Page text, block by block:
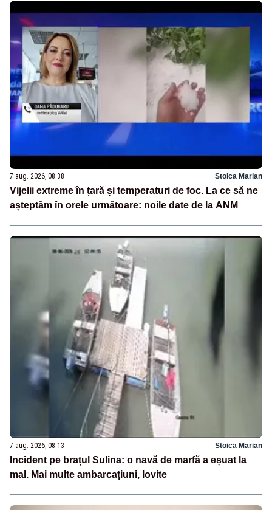
7 aug. 2026, 08:38 Stoica Marian
Vijelii extreme în țară și temperaturi de foc. La ce să ne
așteptăm în orele următoare: noile date de la ANM
7 aug. 2026, 08:13 Stoica Marian
Incident pe brațul Sulina: o navă de marfă a eșuat la
mal. Mai multe ambarcațiuni, lovite